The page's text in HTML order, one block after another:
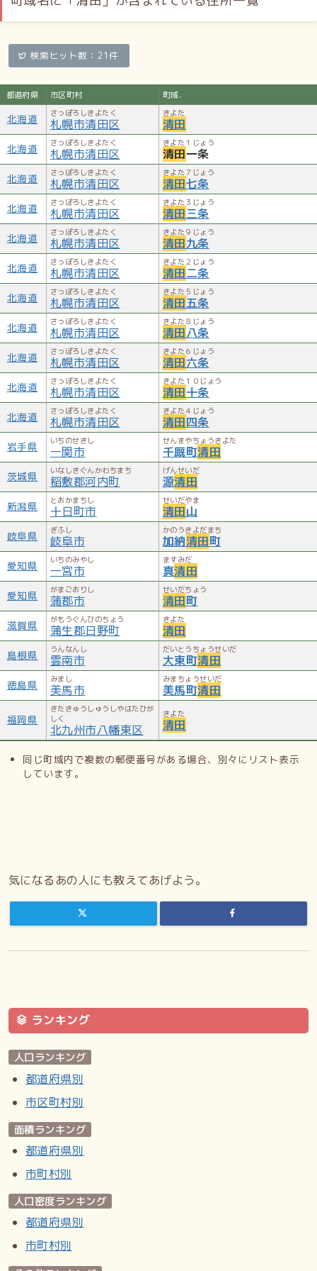
検索ヒット数：21件
都道府県 市区町村 町域.
北海道 さっぽろしきよたく
札幌市清田区
きよた
清田
北海道 さっぽろしきよたく
札幌市清田区
きよた１じょう
清田一条
北海道 さっぽろしきよたく
札幌市清田区
きよた７じょう
清田七条
北海道 さっぽろしきよたく
札幌市清田区
きよた３じょう
清田三条
北海道 さっぽろしきよたく
札幌市清田区
きよた９じょう
清田九条
北海道 さっぽろしきよたく
札幌市清田区
きよた２じょう
清田二条
北海道 さっぽろしきよたく
札幌市清田区
きよた５じょう
清田五条
北海道 さっぽろしきよたく
札幌市清田区
きよた８じょう
清田八条
北海道 さっぽろしきよたく
札幌市清田区
きよた６じょう
清田六条
北海道 さっぽろしきよたく
札幌市清田区
きよた１０じょう
清田十条
北海道 さっぽろしきよたく
札幌市清田区
きよた４じょう
清田四条
岩手県 いちのせきし
一関市
せんまやちょうきよた
千厩町清田
茨城県 いなしきぐんかわちまち
稲敷郡河内町
げんせいだ
源清田
新潟県 とおかまちし
十日町市
せいだやま
清田山
岐阜県 ぎふし
岐阜市
かのうきよだまち
加納清田町
愛知県 いちのみやし
一宮市
ますみだ
真清田
愛知県 がまごおりし
蒲郡市
せいだちょう
清田町
滋賀県 がもうぐんひのちょう
蒲生郡日野町
きよた
清田
島根県 うんなんし
雲南市
だいとうちょうせいだ
大東町清田
徳島県 みまし
美馬市
みまちょうせいだ
美馬町清田
福岡県
きたきゅうしゅうしやはたひが
しく
北九州市八幡東区
きよた
清田
同じ町域内で複数の郵便番号がある場合、別々にリスト表示
しています。
気になるあの人にも教えてあげよう。
ランキング
人口ランキング
都道府県別
市区町村別
面積ランキング
都道府県別
市町村別
人口密度ランキング
都道府県別
市町村別